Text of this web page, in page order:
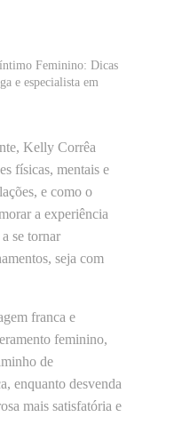
Feminino: Dicas
e especialista em
Kelly Corrêa
físicas, mentais e
e como o
a experiência
se tornar
seja com
franca e
feminino,
de
enquanto desvenda
mais satisfatória e